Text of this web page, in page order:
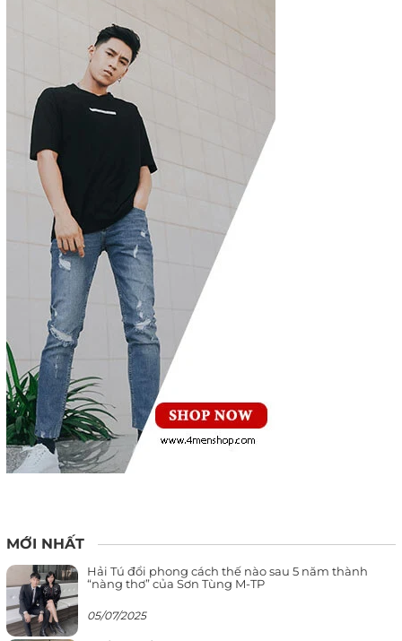
MỚI NHẤT
Hải Tú đổi phong cách thế nào sau 5 năm thành
“nàng thơ” của Sơn Tùng M-TP
05/07/2025